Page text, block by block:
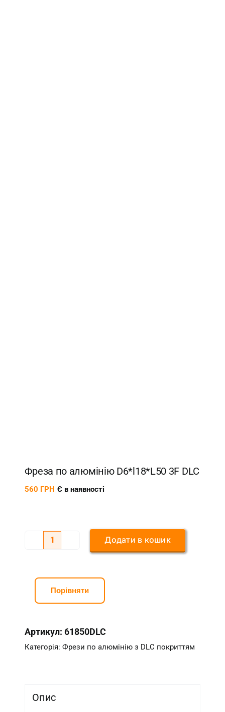
Фреза по алюмінію D6*l18*L50 3F DLC
560 ГРН Є в наявності
D6*l18*L50
3F
кількість
Додати в кошик
Порівняти
Артикул:61850DLC
Категорія:Фрези по алюмінію з DLC покриттям
Опис